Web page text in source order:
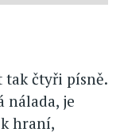
tak čtyři písně.
nálada, je
hraní,